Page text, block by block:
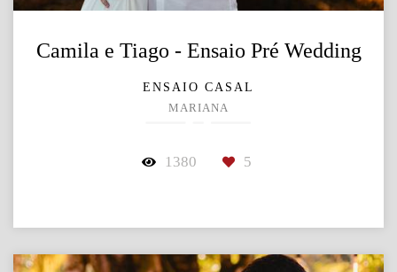
Camila e Tiago - Ensaio Pré Wedding
ENSAIO CASAL
MARIANA
1380 5